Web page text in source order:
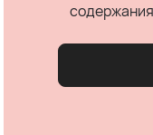
содержания